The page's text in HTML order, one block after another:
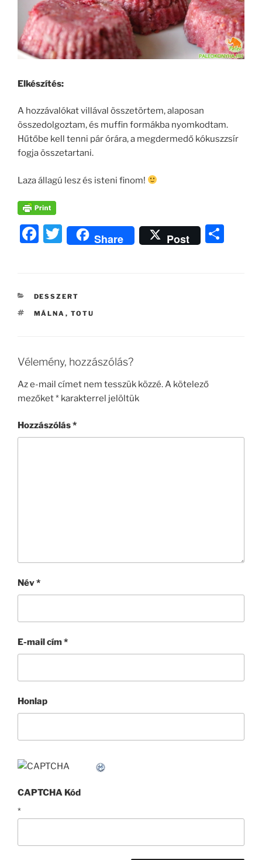
Elkészítés:
A hozzávalókat villával összetörtem, alaposan
összedolgoztam, és muffin formákba nyomkodtam.
Hűtőbe kell tenni pár órára, a megdermedő kókuszzsír
fogja összetartani.
Laza állagú lesz és isteni finom!
F
e
b
k
T
w
er
Share Post
KATEGÓRIÁK
DESSZERT
CÍMKÉK
MÁLNA , TOTU
Vélemény, hozzászólás?
Az e-mail címet nem tesszük közzé.A kötelező
mezőket* karakterrel jelöltük
Hozzászólás*
Név*
E-mail cím*
Honlap
CAPTCHA Kód
*